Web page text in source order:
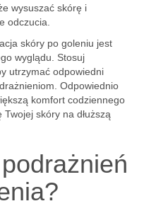
wysuszać skórę i
odczucia.
skóry po goleniu jest
wyglądu. Stosuj
utrzymać odpowiedni
Odpowiednio
komfort codziennego
skóry na dłuższą